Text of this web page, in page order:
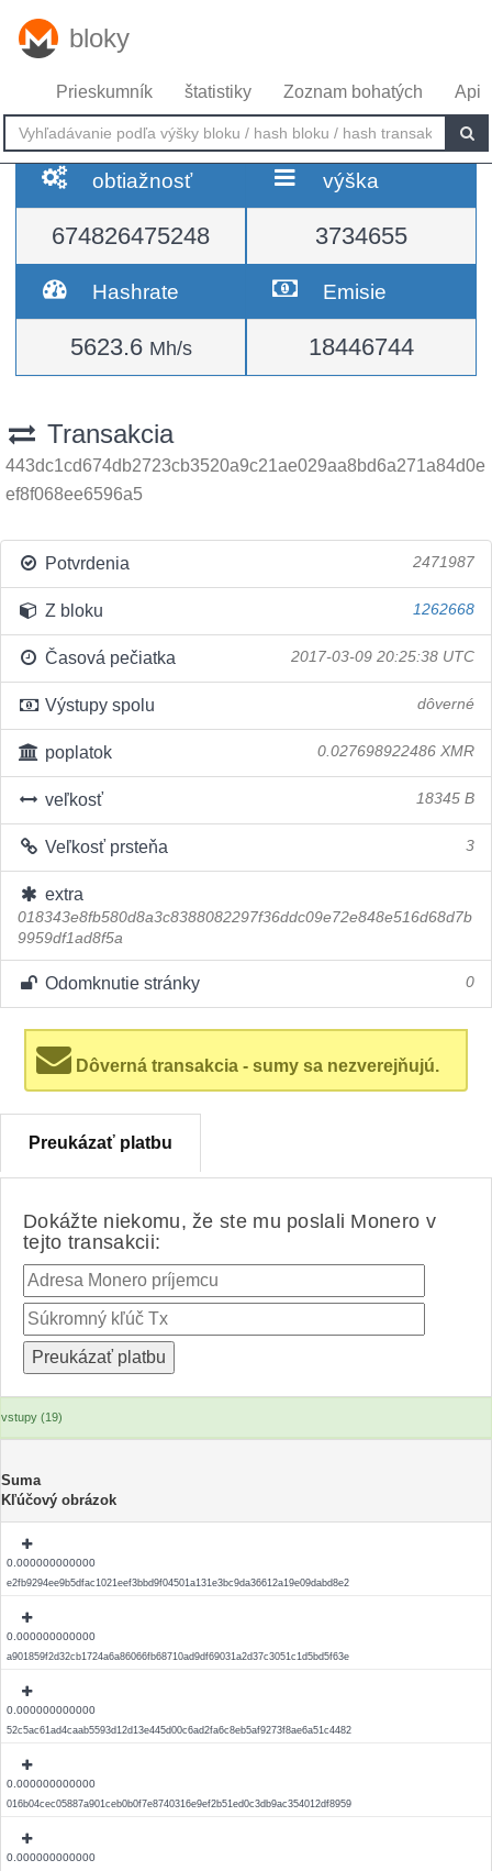
bloky
Prieskumník štatistiky Zoznam bohatých Api
obtiažnosť
674826475248
výška
3734655
Hashrate
5623.6 Mh/s
Emisie
18446744
Transakcia
443dc1cd674db2723cb3520a9c21ae029aa8bd6a271a84d0e
ef8f068ee6596a5
Potvrdenia 2471987
Z bloku 1262668
Časová pečiatka 2017-03-09 20:25:38 UTC
Výstupy spolu dôverné
poplatok 0.027698922486 XMR
veľkosť 18345 B
Veľkosť prsteňa 3
extra
018343e8fb580d8a3c8388082297f36ddc09e72e848e516d68d7b
9959df1ad8f5a
Odomknutie stránky 0
Dôverná transakcia - sumy sa nezverejňujú.
Preukázať platbu
Dokážte niekomu, že ste mu poslali Monero v
tejto transakcii:
vstupy (19)
Suma
Kľúčový obrázok
0.000000000000
e2fb9294ee9b5dfac1021eef3bbd9f04501a131e3bc9da36612a19e09dabd8e2
0.000000000000
a901859f2d32cb1724a6a86066fb68710ad9df69031a2d37c3051c1d5bd5f63e
0.000000000000
52c5ac61ad4caab5593d12d13e445d00c6ad2fa6c8eb5af9273f8ae6a51c4482
0.000000000000
016b04cec05887a901ceb0b0f7e8740316e9ef2b51ed0c3db9ac354012df8959
0.000000000000